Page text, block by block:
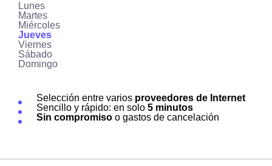
Lunes
Martes
Miércoles
Jueves
Viernes
Sábado
Domingo
Selección entre varios proveedores de Internet
Sencillo y rápido: en solo 5 minutos
Sin compromiso o gastos de cancelación